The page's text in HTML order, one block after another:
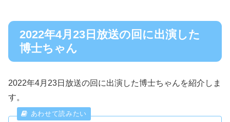
2022年4月23日放送の回に出演した
博士ちゃん
2022年4月23日放送の回に出演した博士ちゃんを紹介しま
す。